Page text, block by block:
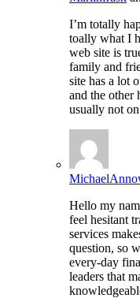
I’m totally
toally what I
web site is
family and
site has a lot
and the other
usually not
Hello my
feel hesitant
services
question, so
every-day
leaders that